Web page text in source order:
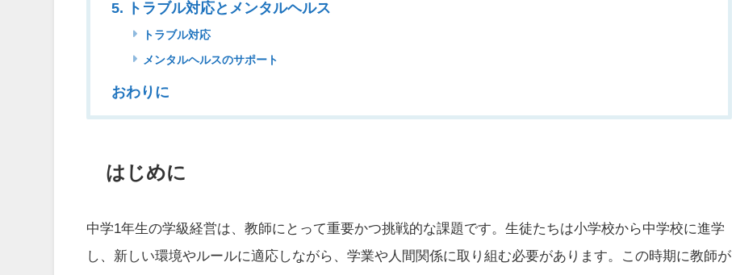
5. トラブル対応とメンタルヘルス
トラブル対応
メンタルヘルスのサポート
おわりに
はじめに
中学1年生の学級経営は、教師にとって重要かつ挑戦的な課題です。生徒たちは小学校から中学校に進学
し、新しい環境やルールに適応しながら、学業や人間関係に取り組む必要があります。この時期に教師が